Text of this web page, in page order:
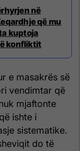
në
që mu
kuptoja
konfliktit
e masakrës së
vendimtar që
mjaftonte
ishte i
sistematike.
do të